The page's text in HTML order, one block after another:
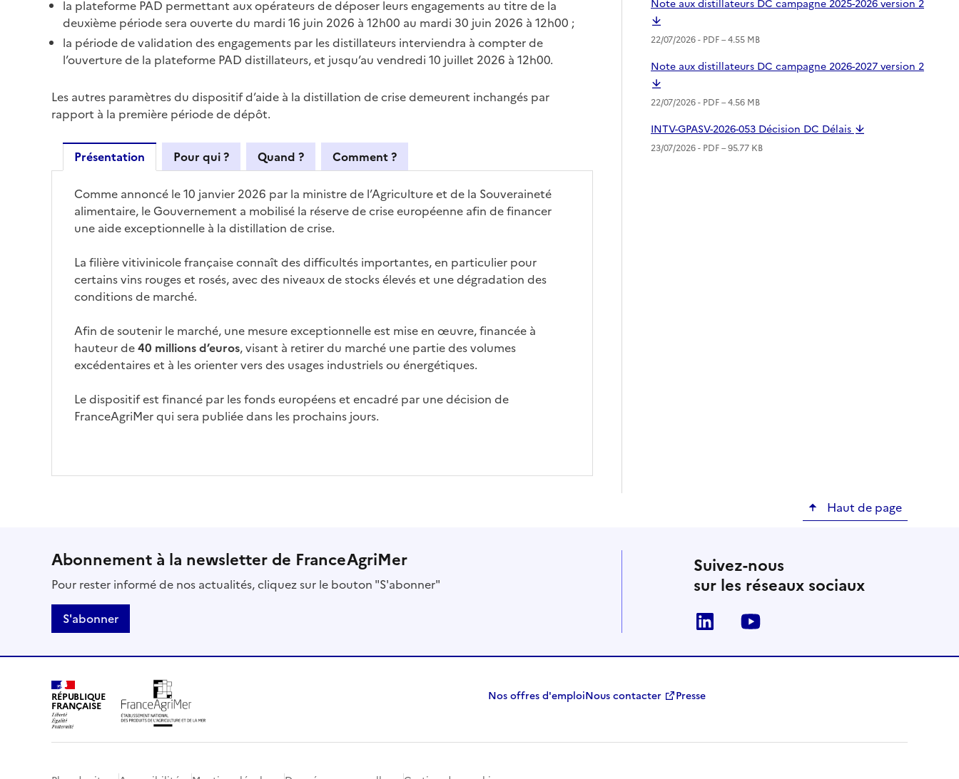
la plateforme PAD permettant aux opérateurs de déposer leurs engagements au titre de la
deuxième période sera ouverte du mardi 16 juin 2026 à 12h00 au mardi 30 juin 2026 à 12h00 ;
la période de validation des engagements par les distillateurs interviendra à compter de
l’ouverture de la plateforme PAD distillateurs, et jusqu’au vendredi 10 juillet 2026 à 12h00.
Les autres paramètres du dispositif d’aide à la distillation de crise demeurent inchangés par
rapport à la première période de dépôt.
Présentation Pour qui ? Quand ? Comment ?
Comme annoncé le 10 janvier 2026 par la ministre de l’Agriculture et de la Souveraineté
alimentaire, le Gouvernement a mobilisé la réserve de crise européenne afin de financer
une aide exceptionnelle à la distillation de crise.
La filière vitivinicole française connaît des difficultés importantes, en particulier pour
certains vins rouges et rosés, avec des niveaux de stocks élevés et une dégradation des
conditions de marché.
Afin de soutenir le marché, une mesure exceptionnelle est mise en œuvre, financée à
hauteur de40 millions d’euros, visant à retirer du marché une partie des volumes
excédentaires et à les orienter vers des usages industriels ou énergétiques.
Le dispositif est financé par les fonds européens et encadré par une décision de
FranceAgriMer qui sera publiée dans les prochains jours.
Note aux distillateurs DC campagne 2025-2026 version 2
22/07/2026 - PDF– 4.55 MB
Note aux distillateurs DC campagne 2026-2027 version 2
22/07/2026 - PDF– 4.56 MB
INTV-GPASV-2026-053 Décision DC Délais
23/07/2026 - PDF– 95.77 KB
Haut de page
Abonnement à la newsletter de FranceAgriMer
Pour rester informé de nos actualités, cliquez sur le bouton "S'abonner"
S'abonner
Suivez-nous
sur les réseaux sociaux
Linkedin
RÉPUBLIQUE
FRANÇAISE
Nos offres d'emploiNous contacter Presse